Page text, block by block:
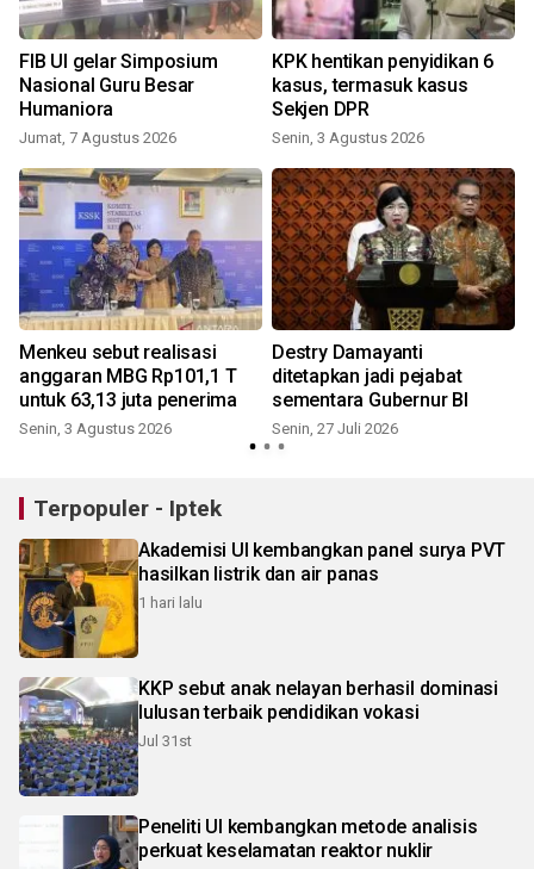
FIB UI gelar Simposium
Nasional Guru Besar
Humaniora
Jumat, 7 Agustus 2026
KPK hentikan penyidikan 6
kasus, termasuk kasus
Sekjen DPR
Senin, 3 Agustus 2026
Menkeu sebut realisasi
anggaran MBG Rp101,1 T
untuk 63,13 juta penerima
Senin, 3 Agustus 2026
Destry Damayanti
ditetapkan jadi pejabat
sementara Gubernur BI
Senin, 27 Juli 2026
Terpopuler - Iptek
Akademisi UI kembangkan panel surya PVT
hasilkan listrik dan air panas
1 hari lalu
KKP sebut anak nelayan berhasil dominasi
lulusan terbaik pendidikan vokasi
Jul 31st
Peneliti UI kembangkan metode analisis
perkuat keselamatan reaktor nuklir